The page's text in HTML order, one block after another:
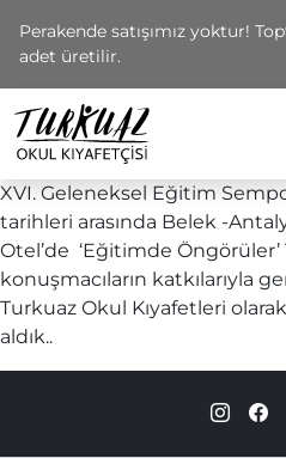
Perakende satışımız yoktur!
adet üretilir.
XVI. Geleneksel Eğitim
tarihleri arasında Belek -
Otel’de ‘Eğitimde Öngörüler’
konuşmacıların katkılarıyla
Turkuaz Okul Kıyafetleri
aldık..